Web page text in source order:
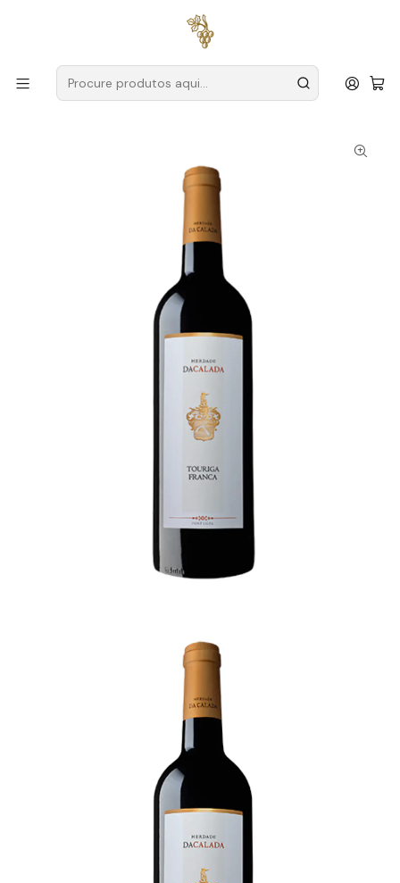
para encomendas a partir de
Produtores Alentejo
Herdade da Calada
Herdade da Calada Touriga Franca 2016 Alentejo Tinto 75cl